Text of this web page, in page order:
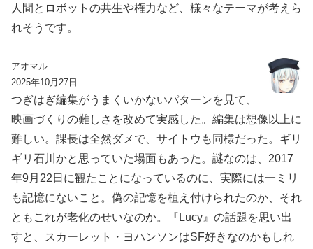
人間とロボットの共生や権力など、様々なテーマが考えら
れそうです。
アオマル
2025年10月27日
つぎはぎ編集がうまくいかないパターンを見て、
映画づくりの難しさを改めて実感した。編集は想像以上に
難しい。課長は全然ダメで、サイトウも同様だった。ギリ
ギリ石川かと思っていた場面もあった。謎なのは、2017
年9月22日に観たことになっているのに、実際には一ミリ
も記憶にないこと。偽の記憶を植え付けられたのか、それ
ともこれが老化のせいなのか。『Lucy』の話題を思い出
すと、スカーレット・ヨハンソンはSF好きなのかもしれ